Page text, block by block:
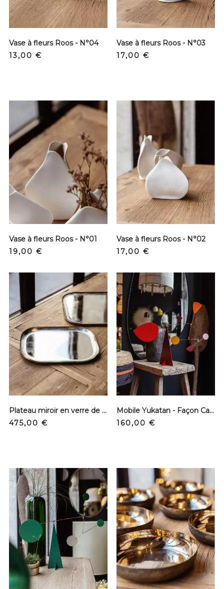
Vase à fleurs Roos - N°04
Prix
13,00 €
Vase à fleurs Roos - N°03
Prix
17,00 €
Vase à fleurs Roos - N°01
Prix
19,00 €
Vase à fleurs Roos - N°02
Prix
17,00 €
Plateau miroir en verre de Murano - S
Prix
475,00 €
Mobile Yukatan - Façon Calder
Prix
160,00 €